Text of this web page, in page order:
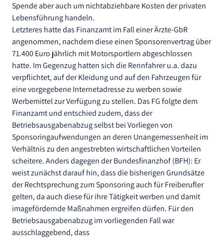
Spende aber auch um nichtabziehbare Kosten der privaten
Lebensführung handeln.
Letzteres hatte das Finanzamt im Fall einer Ärzte-GbR
angenommen, nachdem diese einen Sponsorenvertrag über
71.400 Euro jährlich mit Motorsportlern abgeschlossen
hatte. Im Gegenzug hatten sich die Rennfahrer u.a. dazu
verpflichtet, auf der Kleidung und auf den Fahrzeugen für
eine vorgegebene Internetadresse zu werben sowie
Werbemittel zur Verfügung zu stellen. Das FG folgte dem
Finanzamt und entschied zudem, dass der
Betriebsausgabenabzug selbst bei Vorliegen von
Sponsoringaufwendungen an deren Unangemessenheit im
Verhältnis zu den angestrebten wirtschaftlichen Vorteilen
scheitere. Anders dagegen der Bundesfinanzhof (BFH): Er
weist zunächst darauf hin, dass die bisherigen Grundsätze
der Rechtsprechung zum Sponsoring auch für Freiberufler
gelten, da auch diese für ihre Tätigkeit werben und damit
imagefördernde Maßnahmen ergreifen dürfen. Für den
Betriebsausgabenabzug im vorliegenden Fall war
ausschlaggebend, dass